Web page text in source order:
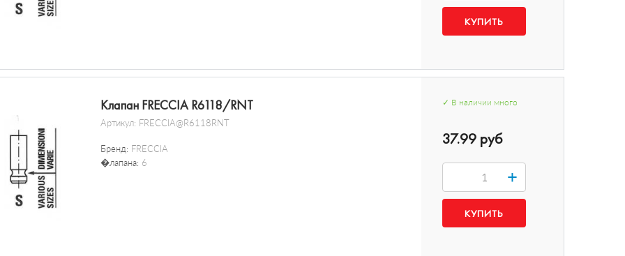
Клапан FRECCIA R6118/RNT
Артикул: FRECCIA@R6118RNT
Бренд: FRECCIA
�лапана: 6
✓ В наличии много
37.99 руб
+